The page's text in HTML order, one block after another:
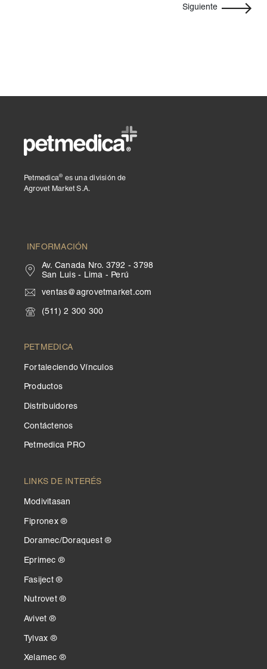
Siguiente
Petmedica® es una división de
Agrovet Market S.A.
INFORMACIÓN
Av. Canada Nro. 3792 - 3798
San Luis - Lima - Perú
ventas@agrovetmarket.com
(511) 2 300 300
PETMEDICA
Fortaleciendo Vínculos
Productos
Distribuidores
Contáctenos
Petmedica PRO
LINKS DE INTERÉS
Modivitasan
Fipronex ®
Doramec/Doraquest ®
Eprimec ®
Fasiject ®
Nutrovet ®
Avivet ®
Tylvax ®
Xelamec ®